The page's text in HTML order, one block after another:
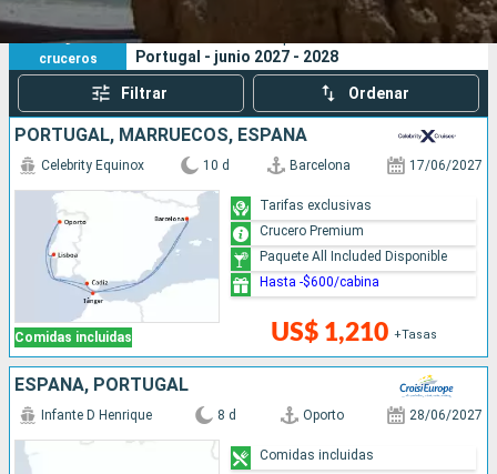
Compañías
Buscar
9
cruceros
Sus criterios de búsqueda:
Portugal - junio 2027 - 2028
Filtrar Ordenar
PORTUGAL, MARRUECOS, ESPAÑA
Comidas incluidas
Celebrity Equinox 10 d Barcelona 17/06/2027
US$ 1,210 +Tasas
Tarifas exclusivas
Crucero Premium
Paquete All Included Disponible
Hasta -$600/cabina
ESPAÑA, PORTUGAL
Infante D Henrique 8 d Oporto 28/06/2027
Comidas incluidas